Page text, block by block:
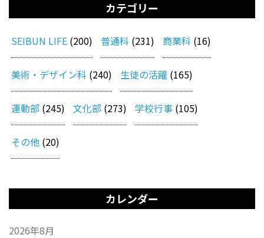
カテゴリー
SEIBUN LIFE (200) 普通科 (231) 商業科 (16)
美術・デザイン科 (240) 生徒の活躍 (165)
運動部 (245) 文化部 (273) 学校行事 (105)
その他 (20)
カレンダー
2026年8月